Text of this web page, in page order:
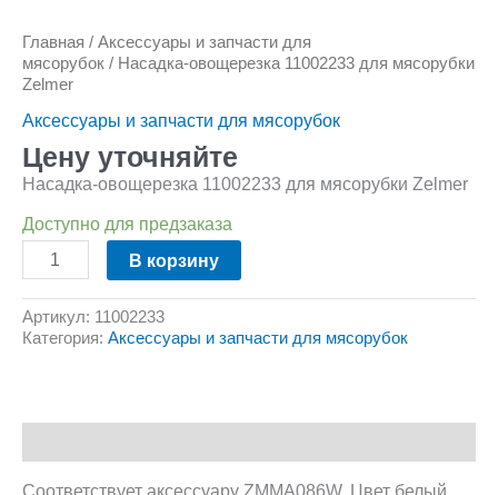
Главная / Аксессуары и запчасти для
мясорубок / Насадка-овощерезка 11002233 для мясорубки
Zelmer
Аксессуары и запчасти для мясорубок
Цену уточняйте
Насадка-овощерезка 11002233 для мясорубки Zelmer
Доступно для предзаказа
В корзину
Артикул: 11002233
Категория: Аксессуары и запчасти для мясорубок
Соответствует аксессуару ZMMA086W. Цвет белый.